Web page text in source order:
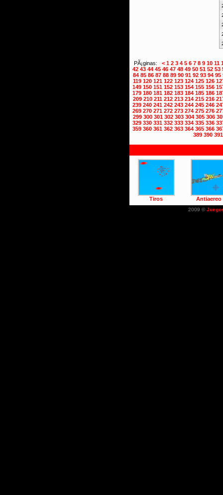
PÃ¡ginas: < 1 2 3 4 5 6 7 8 9 10 11
42 43 44 45 46 47 48 49 50 51 52 53
84 85 86 87 88 89 90 91 92 93 94 95
119 120 121 122 123 124 125 126
149 150 151 152 153 154 155 156
179 180 181 182 183 184 185 186
209 210 211 212 213 214 215 216
239 240 241 242 243 244 245 246
269 270 271 272 273 274 275 276
299 300 301 302 303 304 305 306
329 330 331 332 333 334 335 336
359 360 361 362 363 364 365 366
389 390 391
Tiros Antiaereo
2009 ©